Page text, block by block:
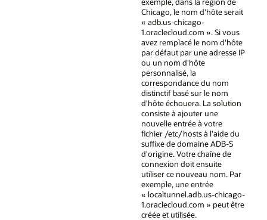
Chicago, le nom d'hôte serait
« adb.us-chicago-
1.oraclecloud.com ». Si vous
avez remplacé le nom d'hôte
par défaut par une adresse IP
ou un nom d'hôte
personnalisé, la
correspondance du nom
distinctif basé sur le nom
d'hôte échouera. La solution
consiste à ajouter une
nouvelle entrée à votre
fichier /etc/hosts à l'aide du
suffixe de domaine ADB-S
d'origine. Votre chaîne de
connexion doit ensuite
utiliser ce nouveau nom. Par
exemple, une entrée
« localtunnel.adb.us-chicago-
1.oraclecloud.com » peut être
créée et utilisée.